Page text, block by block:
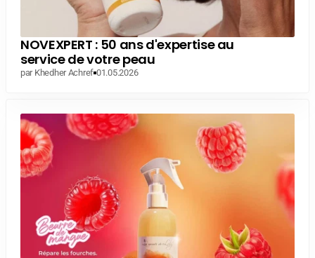
NOVEXPERT : 50 ans d'expertise au
service de votre peau
par Khedher Achref 01.05.2026